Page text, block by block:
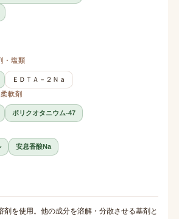
・塩類
ＥＤＴＡ－２Ｎａ
軟剤
ポリクオタニウム-47
安息香酸Na
剤を使用。他の成分を溶解・分散させる基剤と